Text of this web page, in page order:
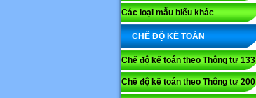
Các loại mẫu biểu khác
CHẾ ĐỘ KẾ TOÁN
Chế độ kế toán theo Thông tư 133
Chế độ kế toán theo Thông tư 200